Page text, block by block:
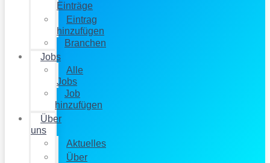
Einträge
Eintrag
hinzufügen
Branchen
Jobs
Alle
Jobs
Job
hinzufügen
Über
uns
Aktuelles
Über